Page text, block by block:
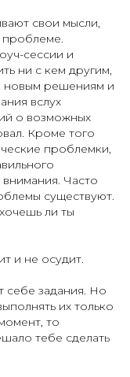
свои мысли,
проблеме.
сессии и
ни с кем другим,
новым решениям и
вслух
о возможных
Кроме того
проблемки,
Часто
существуют.
ли ты
и не осудит.
себе задания. Но
их только
то
тебе сделать